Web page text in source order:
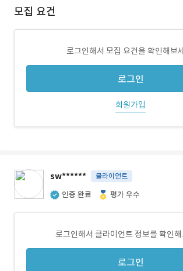
모집 요건
로그인해서 모집 요건을 확인해보
로그인
회원가입
sw****** 클라이언트
인증 완료 평가 우수
로그인해서 클라이언트 정보를 확인
로그인